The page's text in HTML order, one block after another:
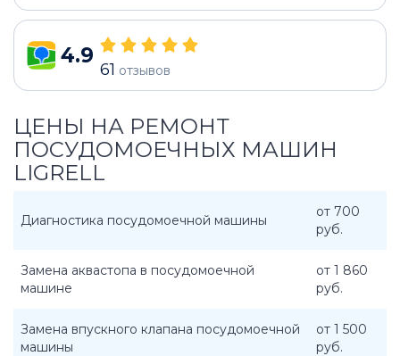
4.9
61 отзывов
ЦЕНЫ НА РЕМОНТ
ПОСУДОМОЕЧНЫХ МАШИН
LIGRELL
Диагностика посудомоечной машины
от 700
руб.
Замена аквастопа в посудомоечной
машине
от 1 860
руб.
Замена впускного клапана посудомоечной
машины
от 1 500
руб.